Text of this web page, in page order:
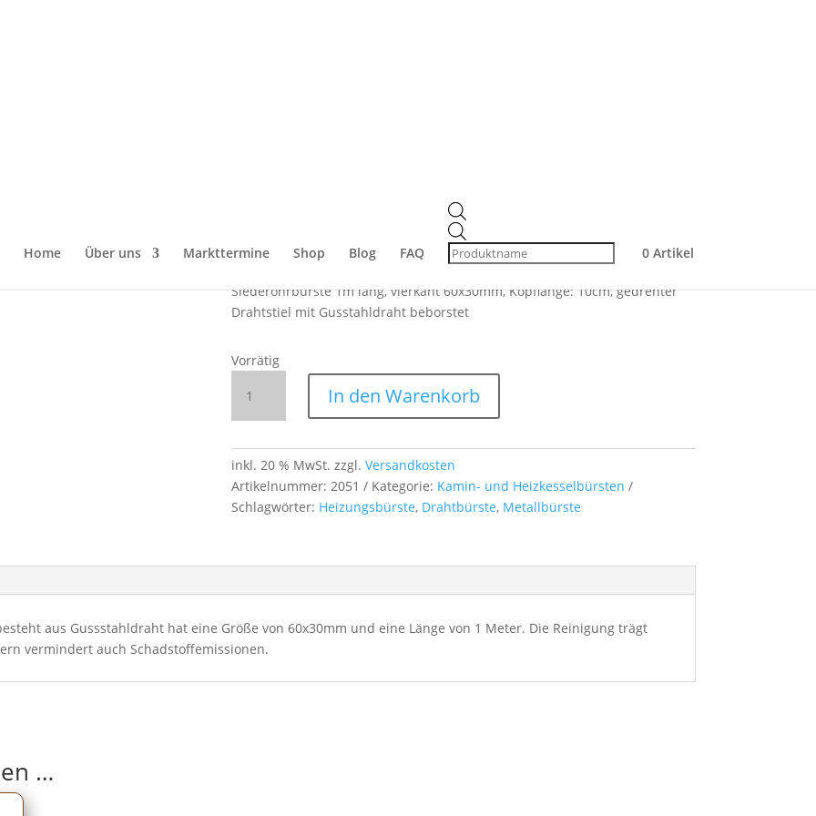
Home Über uns Markttermine Shop Blog FAQ
search
0 Artikel
19,00€
Siederohrbürste 1m lang, vierkant 60x30mm, Kopflänge: 10cm, gedrehter
Drahtstiel mit Gusstahldraht beborstet
Vorrätig
Siederohrbürste
Vierkant
60×30 mm
1 m
Gussstahldraht
für
In den Warenkorb
inkl. 20 % MwSt. zzgl. Versandkosten
Artikelnummer: 2051 Kategorie: Kamin- und Heizkesselbürsten
Schlagwörter: Heizungsbürste, Drahtbürste, Metallbürste
aus Gussstahldraht hat eine Größe von 60x30mm und eine Länge von 1 Meter. Die Reinigung trägt
vermindert auch Schadstoffemissionen.
…